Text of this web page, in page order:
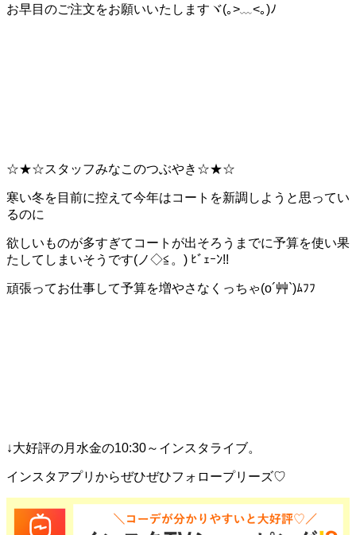
お早目のご注文をお願いいたしますヾ(｡>﹏<｡)ﾉ
☆★☆スタッフみなこのつぶやき☆★☆
寒い冬を目前に控えて今年はコートを新調しようと思ってい
るのに
欲しいものが多すぎてコートが出そろうまでに予算を使い果
たしてしまいそうです(ノ◇≦。) ﾋﾞｪｰﾝ!!
頑張ってお仕事して予算を増やさなくっちゃ(o´艸`)ﾑﾌﾌ
↓大好評の月水金の10:30～インスタライブ。
インスタアプリからぜひぜひフォロープリーズ♡